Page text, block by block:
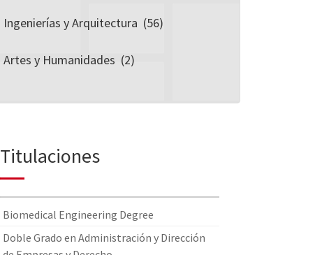
Ingenierías y Arquitectura (56)
Artes y Humanidades (2)
Titulaciones
Biomedical Engineering Degree
Doble Grado en Administración y Dirección